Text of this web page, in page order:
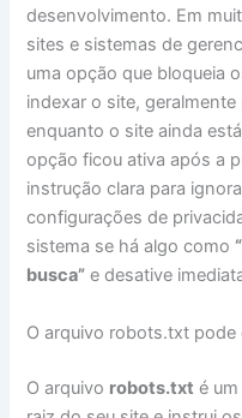
desenvolvimento. Em
sites e sistemas de
uma opção que bloqueia
indexar o site,
enquanto o site ainda
opção ficou ativa após a
instrução clara para
configurações de
sistema se há algo como
busca” e desative
O arquivo robots.txt
O arquivo robots.txt é